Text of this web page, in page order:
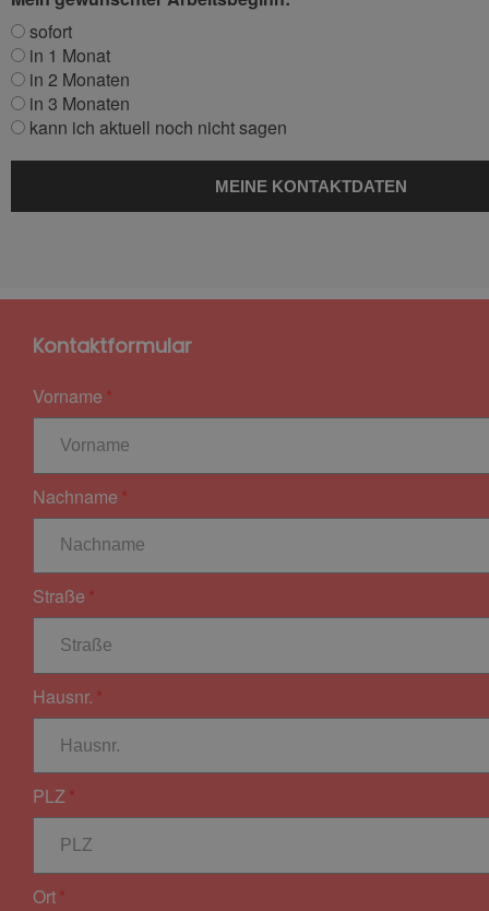
sofort
in 1 Monat
in 2 Monaten
in 3 Monaten
kann ich aktuell noch nicht sagen
Kontaktformular
Vorname
Nachname
Straße
Hausnr.
PLZ
Ort